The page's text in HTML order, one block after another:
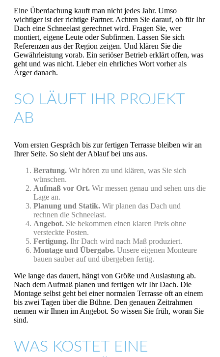
Eine Überdachung kauft man nicht jedes Jahr. Umso
wichtiger ist der richtige Partner. Achten Sie darauf, ob für Ihr
Dach eine Schneelast gerechnet wird. Fragen Sie, wer
montiert, eigene Leute oder Subfirmen. Lassen Sie sich
Referenzen aus der Region zeigen. Und klären Sie die
Gewährleistung vorab. Ein seriöser Betrieb erklärt offen, was
geht und was nicht. Lieber ein ehrliches Wort vorher als
Ärger danach.
SO LÄUFT IHR PROJEKT
AB
Vom ersten Gespräch bis zur fertigen Terrasse bleiben wir an
Ihrer Seite. So sieht der Ablauf bei uns aus.
Beratung. Wir hören zu und klären, was Sie sich
wünschen.
Aufmaß vor Ort. Wir messen genau und sehen uns die
Lage an.
Planung und Statik. Wir planen das Dach und
rechnen die Schneelast.
Angebot. Sie bekommen einen klaren Preis ohne
versteckte Posten.
Fertigung. Ihr Dach wird nach Maß produziert.
Montage und Übergabe. Unsere eigenen Monteure
bauen sauber auf und übergeben fertig.
Wie lange das dauert, hängt von Größe und Auslastung ab.
Nach dem Aufmaß planen und fertigen wir Ihr Dach. Die
Montage selbst geht bei einer normalen Terrasse oft an einem
bis zwei Tagen über die Bühne. Den genauen Zeitrahmen
nennen wir Ihnen im Angebot. So wissen Sie früh, woran Sie
sind.
WAS KOSTET EINE